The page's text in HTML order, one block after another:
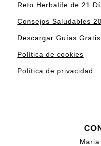
Reto Herbalife de 21
Consejos Saludables
Descargar Guías Gratis
Política de cookies
Política de privacidad